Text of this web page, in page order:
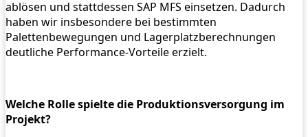
ablösen und stattdessen SAP MFS einsetzen. Dadurch
haben wir insbesondere bei bestimmten
Palettenbewegungen und Lagerplatzberechnungen
deutliche Performance-Vorteile erzielt.
Welche Rolle spielte die Produktionsversorgung im
Projekt?